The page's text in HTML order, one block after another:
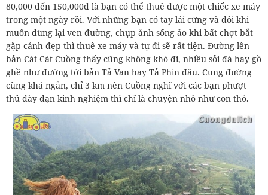
80,000 đến 150,000đ là bạn có thể thuê được một chiếc xe máy
trong một ngày rồi. Với những bạn có tay lái cứng và đôi khi
muốn dừng lại ven đường, chụp ảnh sống ảo khi bất chợt bắt
gặp cảnh đẹp thì thuê xe máy và tự đi sẽ rất tiện. Đường lên
bản Cát Cát Cuồng thấy cũng không khó đi, nhiều sỏi đá hay gồ
ghề như đường tới bản Tả Van hay Tả Phìn đâu. Cung đường
cũng khá ngắn, chỉ 3 km nên Cuồng nghĩ với các bạn phượt
thủ dày dạn kinh nghiệm thì chỉ là chuyện nhỏ như con thỏ.